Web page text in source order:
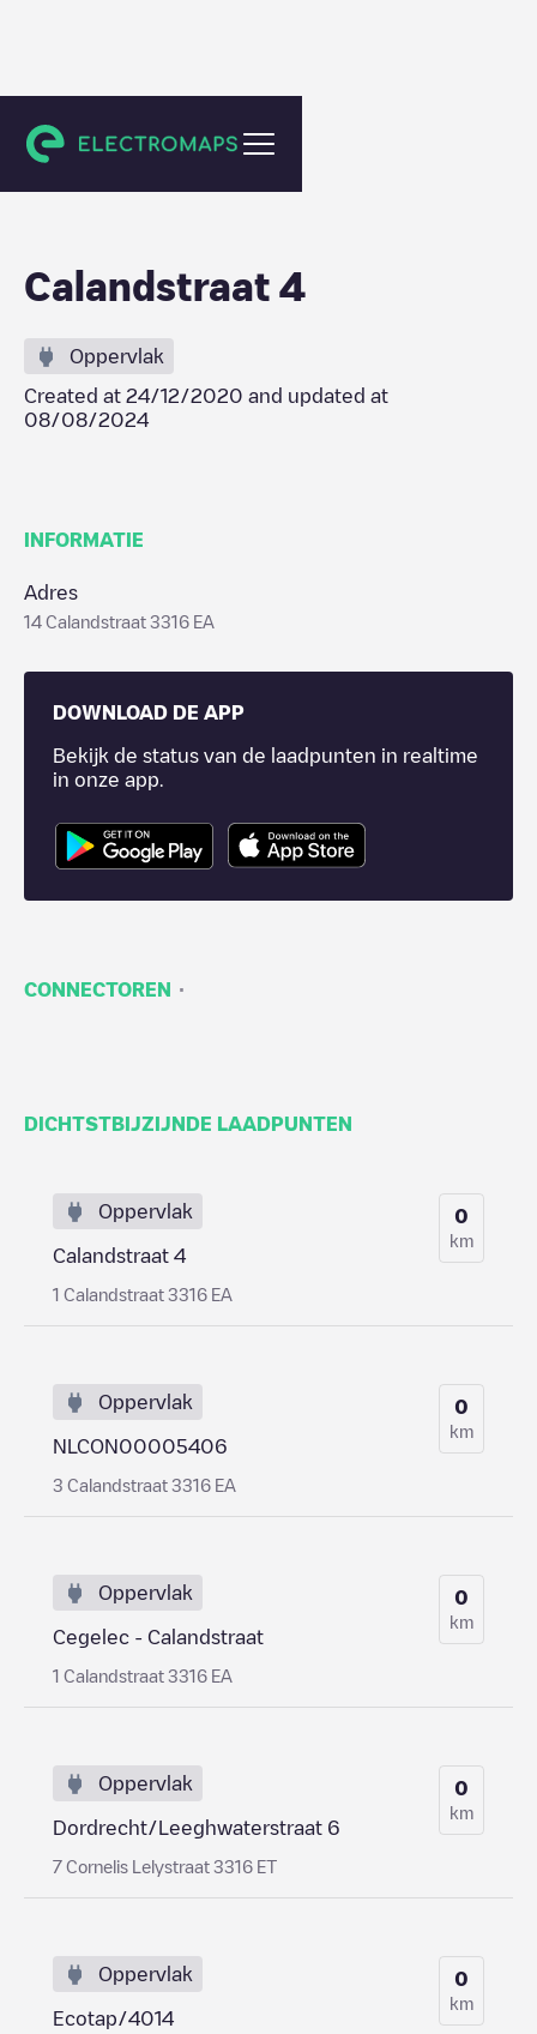
Dordrecht
Calandstraat 4
Oppervlak
Created at 24/12/2020 and updated at
08/08/2024
INFORMATIE
Adres
14 Calandstraat 3316 EA
DOWNLOAD DE APP
Bekijk de status van de laadpunten in realtime
in onze app.
CONNECTOREN ·
DICHTSTBIJZIJNDE LAADPUNTEN
Oppervlak
Calandstraat 4
1 Calandstraat 3316 EA
0
km
Oppervlak
NLCON00005406
3 Calandstraat 3316 EA
0
km
Oppervlak
Cegelec - Calandstraat
1 Calandstraat 3316 EA
0
km
Oppervlak
Dordrecht/Leeghwaterstraat 6
7 Cornelis Lelystraat 3316 ET
0
km
Oppervlak
Ecotap/4014
0
km